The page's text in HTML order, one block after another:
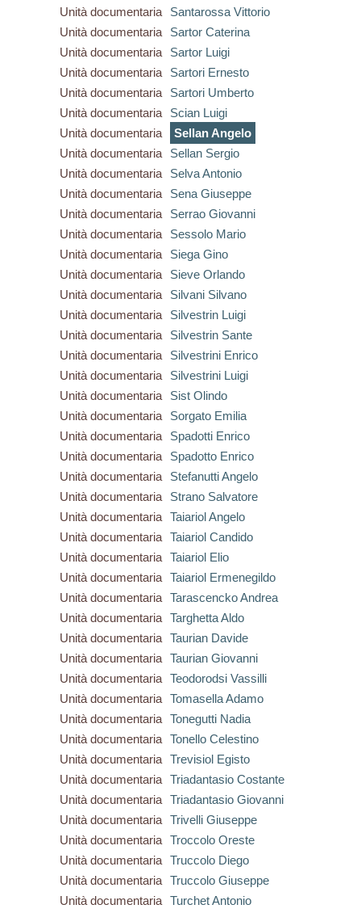
Unità documentaria
Santarossa Vittorio
Unità documentaria
Sartor Caterina
Unità documentaria
Sartor Luigi
Unità documentaria
Sartori Ernesto
Unità documentaria
Sartori Umberto
Unità documentaria
Scian Luigi
Unità documentaria
Sellan Angelo
Unità documentaria
Sellan Sergio
Unità documentaria
Selva Antonio
Unità documentaria
Sena Giuseppe
Unità documentaria
Serrao Giovanni
Unità documentaria
Sessolo Mario
Unità documentaria
Siega Gino
Unità documentaria
Sieve Orlando
Unità documentaria
Silvani Silvano
Unità documentaria
Silvestrin Luigi
Unità documentaria
Silvestrin Sante
Unità documentaria
Silvestrini Enrico
Unità documentaria
Silvestrini Luigi
Unità documentaria
Sist Olindo
Unità documentaria
Sorgato Emilia
Unità documentaria
Spadotti Enrico
Unità documentaria
Spadotto Enrico
Unità documentaria
Stefanutti Angelo
Unità documentaria
Strano Salvatore
Unità documentaria Taiariol Angelo
Unità documentaria Taiariol Candido
Unità documentaria Taiariol Elio
Unità documentaria Taiariol Ermenegildo
Unità documentaria Tarascencko Andrea
Unità documentaria Targhetta Aldo
Unità documentaria Taurian Davide
Unità documentaria Taurian Giovanni
Unità documentaria Teodorodsi Vassilli
Unità documentaria Tomasella Adamo
Unità documentaria Tonegutti Nadia
Unità documentaria Tonello Celestino
Unità documentaria Trevisiol Egisto
Unità documentaria Triadantasio Costante
Unità documentaria Triadantasio Giovanni
Unità documentaria Trivelli Giuseppe
Unità documentaria Troccolo Oreste
Unità documentaria Truccolo Diego
Unità documentaria Truccolo Giuseppe
Unità documentaria Turchet Antonio